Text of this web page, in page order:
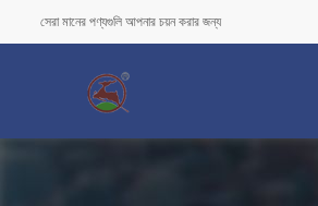
সেরা মানের পণ্যগুলি আপনার চয়ন করার জন্য